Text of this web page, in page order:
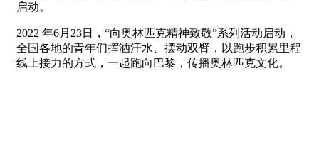
启动。
2022 年6月23日，“向奥林匹克精神致敬”系列活动启动，
全国各地的青年们挥洒汗水、摆动双臂，以跑步积累里程
线上接力的方式，一起跑向巴黎，传播奥林匹克文化。